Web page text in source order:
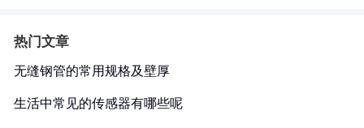
热门文章
无缝钢管的常用规格及壁厚
生活中常见的传感器有哪些呢